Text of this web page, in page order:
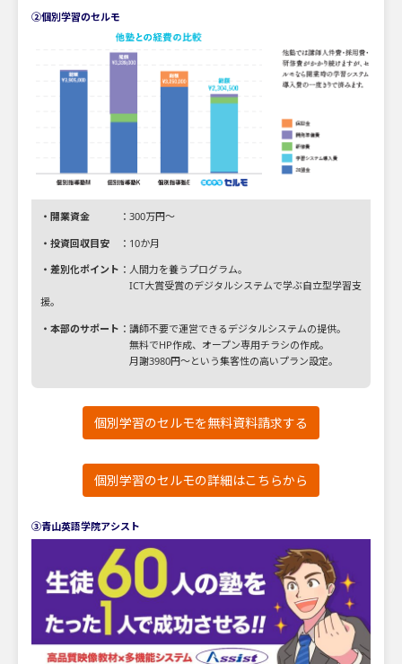
②個別学習のセルモ
・開業資金 ：300万円～
・投資回収目安 ：10か月
・差別化ポイント ：人間力を養うプログラム。
ICT大賞受賞のデジタルシステムで学ぶ自立型学習支
援。
・本部のサポート ：講師不要で運営できるデジタルシステムの提供。
無料でHP作成、オープン専用チラシの作成。
月謝3980円～という集客性の高いプラン設定。
個別学習のセルモを無料資料請求する
個別学習のセルモの詳細はこちらから
③青山英語学院アシスト